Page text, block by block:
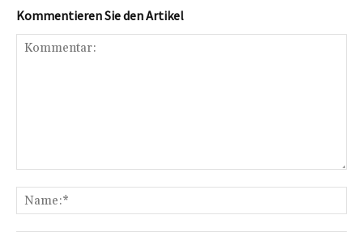
Kommentieren Sie den Artikel